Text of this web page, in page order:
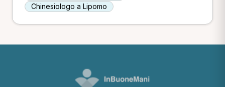
Chinesiologo a Lipomo